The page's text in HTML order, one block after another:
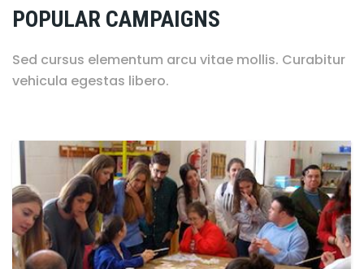
POPULAR CAMPAIGNS
Sed cursus elementum arcu vitae mollis. Curabitur
vehicula egestas libero.